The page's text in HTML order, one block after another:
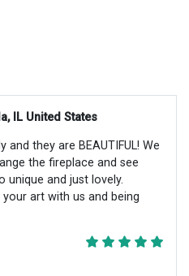
IL United States
they are BEAUTIFUL! We
the fireplace and see
unique and just lovely.
art with us and being